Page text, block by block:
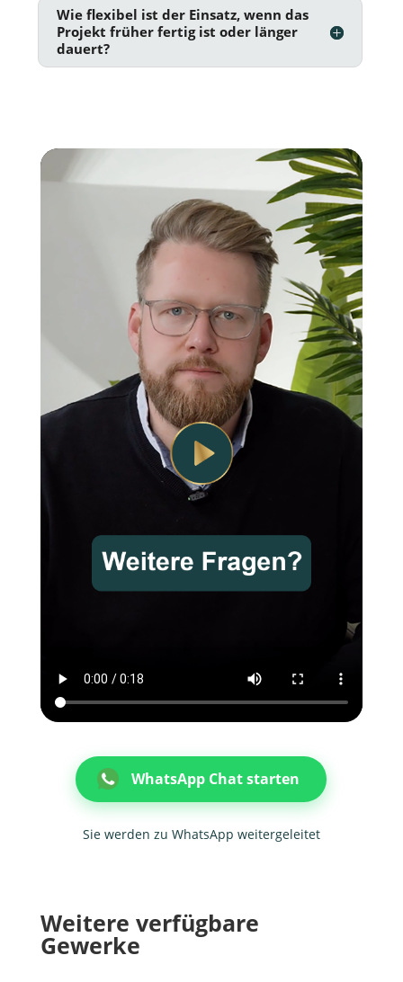
Wie flexibel ist der Einsatz, wenn das
Projekt früher fertig ist oder länger
dauert?
WhatsApp Chat starten
Sie werden zu WhatsApp weitergeleitet
Weitere verfügbare
Gewerke